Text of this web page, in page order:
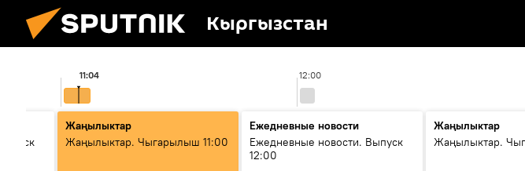
Кыргызстан
12:00
11:04
Жаңылыктар
Жаңылыктар. Чыгарылыш 11:00
Ежедневные новости
Ежедневные новости. Выпуск
12:00
Жаңылыктар
Жаңылыктар.